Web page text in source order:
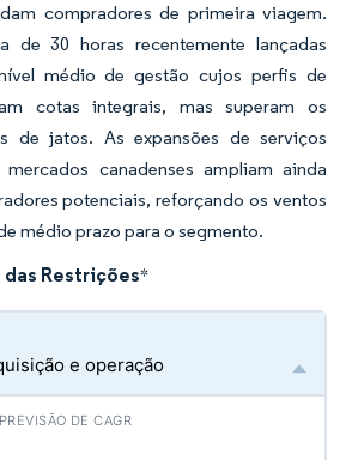
compradores de primeira viagem.
de 30 horas recentemente lançadas
médio de gestão cujos perfis de
cotas integrais, mas superam os
de jatos. As expansões de serviços
canadenses ampliam ainda
potenciais, reforçando os ventos
médio prazo para o segmento.
Restrições*
e operação